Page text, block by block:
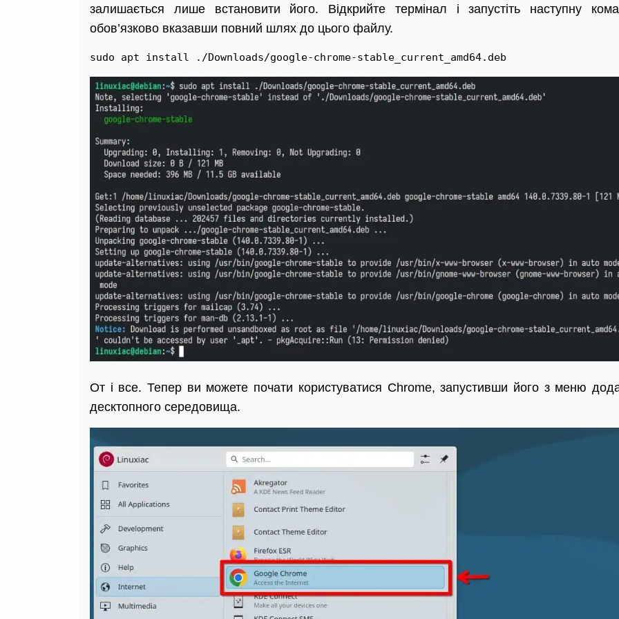
залишається лише встановити його. Відкрийте термінал і запустіть наступну
обов’язково вказавши повний шлях до цього файлу.
sudo apt install ./Downloads/google-chrome-stable_current_amd64.deb
От і все. Тепер ви можете почати користуватися Chrome, запустивши його з меню
десктопного середовища.